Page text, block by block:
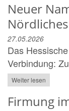
Neuer
27.05.2026
Das
Verbindung:
Weiter lesen
Firmung